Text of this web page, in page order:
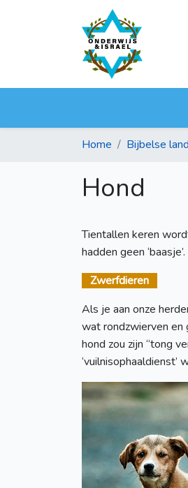
Home Bijbelse land
Hond
Tientallen keren
hadden geen ‘baasje’.
Zwerfdieren
Als je aan onze
wat rondzwierven en
hond zou zijn “tong